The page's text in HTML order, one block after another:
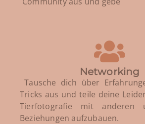
Networking
Tausche dich über
Tricks aus und teile deine
Tierfotografie mit anderen
Beziehungen aufzubauen.